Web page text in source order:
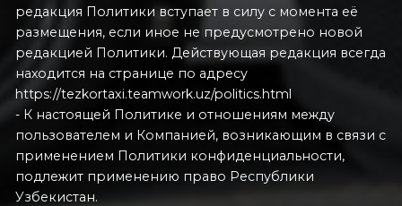
редакция Политики вступает в силу с момента её
размещения, если иное не предусмотрено новой
редакцией Политики. Действующая редакция всегда
находится на странице по адресу
https://tezkortaxi.teamwork.uz/politics.html
- К настоящей Политике и отношениям между
пользователем и Компанией, возникающим в связи с
применением Политики конфиденциальности,
подлежит применению право Республики
Узбекистан.